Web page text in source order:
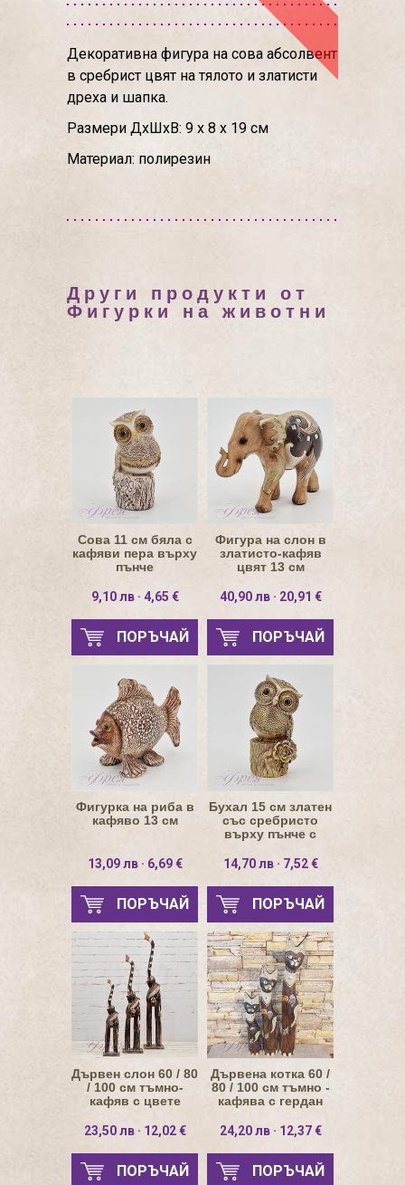
Декоративна фигура на сова абсолвент
в сребрист цвят на тялото и златисти
дреха и шапка.
Размери ДхШхВ: 9 х 8 х 19 см
Материал: полирезин
Други продукти от
Фигурки на животни
Сова 11 см бяла с
кафяви пера върху
пънче
9,10 лв · 4,65 €
ПОРЪЧАЙ
Фигура на слон в
златисто-кафяв
цвят 13 см
40,90 лв · 20,91 €
ПОРЪЧАЙ
Фигурка на риба в
кафяво 13 см
13,09 лв · 6,69 €
ПОРЪЧАЙ
Бухал 15 см златен
със сребристо
върху пънче с
14,70 лв · 7,52 €
ПОРЪЧАЙ
Дървен слон 60 / 80
/ 100 см тъмно-
кафяв с цвете
23,50 лв · 12,02 €
ПОРЪЧАЙ
Дървена котка 60 /
80 / 100 см тъмно -
кафява с гердан
24,20 лв · 12,37 €
ПОРЪЧАЙ